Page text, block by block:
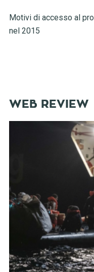
Motivi di accesso al
nel 2015
WEB REVIEW